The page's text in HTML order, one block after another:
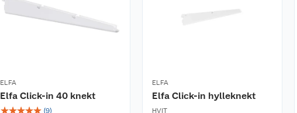
ELFA
Elfa Click-in 40 knekt
☆☆☆☆☆ (9)
ELFA
Elfa Click-in hylleknekt
HVIT